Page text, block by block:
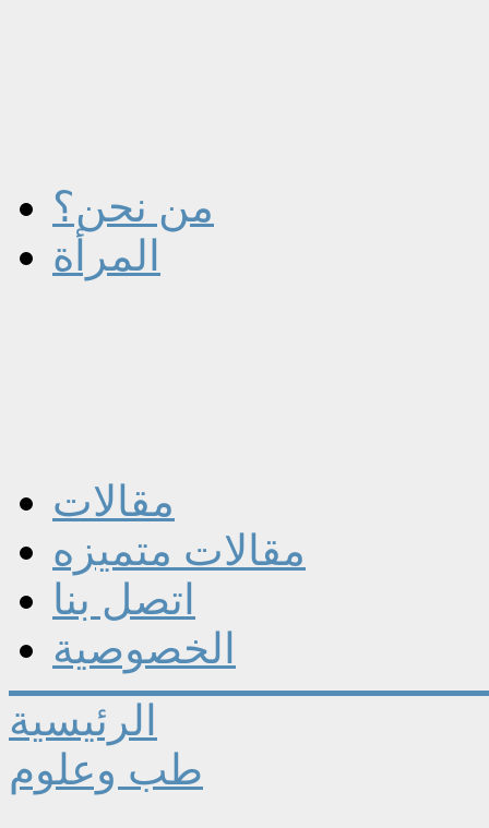
من نحن؟
المرأة
مقالات
مقالات متميزه
اتصل بنا
الخصوصية
الرئيسية
طب وعلوم